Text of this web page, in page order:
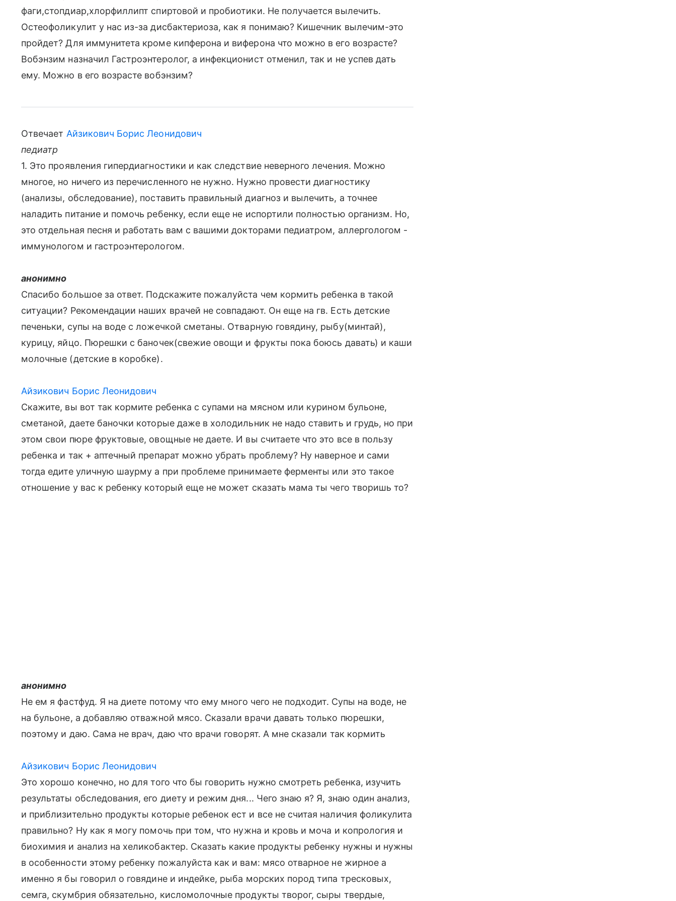
фаги,стопдиар,хлорфиллипт спиртовой и пробиотики. Не получается вылечить.
Остеофоликулит у нас из-за дисбактериоза, как я понимаю? Кишечник вылечим-это
пройдет? Для иммунитета кроме кипферона и виферона что можно в его возрасте?
Вобэнзим назначил Гастроэнтеролог, а инфекционист отменил, так и не успев дать
ему. Можно в его возрасте вобэнзим?
Отвечает Айзикович Борис Леонидович
педиатр
1. Это проявления гипердиагностики и как следствие неверного лечения. Можно
многое, но ничего из перечисленного не нужно. Нужно провести диагностику
(анализы, обследование), поставить правильный диагноз и вылечить, а точнее
наладить питание и помочь ребенку, если еще не испортили полностью организм. Но,
это отдельная песня и работать вам с вашими докторами педиатром, аллергологом -
иммунологом и гастроэнтерологом.
анонимно
Спасибо большое за ответ. Подскажите пожалуйста чем кормить ребенка в такой
ситуации? Рекомендации наших врачей не совпадают. Он еще на гв. Есть детские
печеньки, супы на воде с ложечкой сметаны. Отварную говядину, рыбу(минтай),
курицу, яйцо. Пюрешки с баночек(свежие овощи и фрукты пока боюсь давать) и каши
молочные (детские в коробке).
Айзикович Борис Леонидович
Скажите, вы вот так кормите ребенка с супами на мясном или курином бульоне,
сметаной, даете баночки которые даже в холодильник не надо ставить и грудь, но при
этом свои пюре фруктовые, овощные не даете. И вы считаете что это все в пользу
ребенка и так + аптечный препарат можно убрать проблему? Ну наверное и сами
тогда едите уличную шаурму а при проблеме принимаете ферменты или это такое
отношение у вас к ребенку который еще не может сказать мама ты чего творишь то?
анонимно
Не ем я фастфуд. Я на диете потому что ему много чего не подходит. Супы на воде, не
на бульоне, а добавляю отважной мясо. Сказали врачи давать только пюрешки,
поэтому и даю. Сама не врач, даю что врачи говорят. А мне сказали так кормить
Айзикович Борис Леонидович
Это хорошо конечно, но для того что бы говорить нужно смотреть ребенка, изучить
результаты обследования, его диету и режим дня... Чего знаю я? Я, знаю один анализ,
и приблизительно продукты которые ребенок ест и все не считая наличия фоликулита
правильно? Ну как я могу помочь при том, что нужна и кровь и моча и копрология и
биохимия и анализ на хеликобактер. Сказать какие продукты ребенку нужны и нужны
в особенности этому ребенку пожалуйста как и вам: мясо отварное не жирное а
именно я бы говорил о говядине и индейке, рыба морских пород типа тресковых,
семга, скумбрия обязательно, кисломолочные продукты творог, сыры твердые,